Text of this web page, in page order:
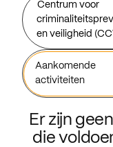
Centrum voor
en veiligheid
Aankomende
activiteiten
Er zijn
die